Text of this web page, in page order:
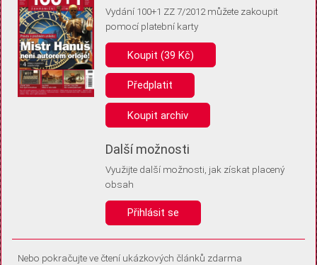
Pro základní fungování webu nepotřebujeme ukládat žádné informace
(tzv. cookies apod.). Rádi bychom vás ale požádali o souhlas s
uložením volitelných informací:
Anonymní unikátní ID
Díky němu příště poznáme, že se jedná o stejné zařízení, a
Identifikátor je zcela anonymní.
Vaše souhlasy a odmítnutí si ukládáme do vašeho zařízení, abychom se
vás už příště znovu neptali. Můžete je kdykoli později upravit ve Správě
Vydání 100+1 ZZ 7/2012 můžete zakoupit
pomocí platební karty
Koupit (39 Kč)
Předplatit
Koupit archiv
Další možnosti
Využijte další možnosti, jak získat placený
obsah
Přihlásit se
Nebo pokračujte ve čtení ukázkových článků zdarma